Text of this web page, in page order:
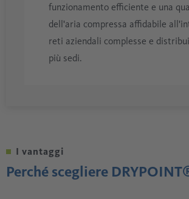
funzionamento efficiente e una
dell'aria compressa affidabile
reti aziendali complesse e
più sedi.
I vantaggi
Perché scegliere